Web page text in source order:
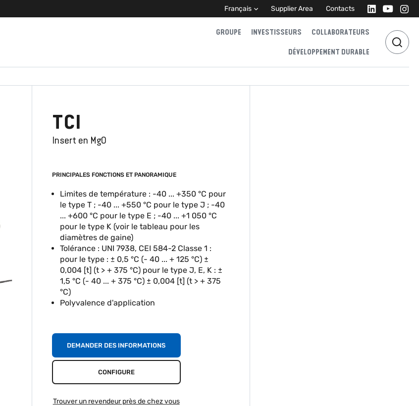
Français Supplier Area Contacts
GROUPE INVESTISSEURS COLLABORATEURS
DÉVELOPPEMENT DURABLE
TCI
Insert en MgO
PRINCIPALES FONCTIONS ET PANORAMIQUE
Limites de température : -40 ... +350 °C pour
le type T ; -40 ... +550 °C pour le type J ; -40
... +600 °C pour le type E ; -40 ... +1 050 °C
pour le type K (voir le tableau pour les
diamètres de gaine)
Tolérance : UNI 7938, CEI 584-2 Classe 1 :
pour le type : ± 0,5 °C (- 40 ... + 125 °C) ±
0,004 [t] (t > + 375 °C) pour le type J, E, K : ±
1,5 °C (- 40 ... + 375 °C) ± 0,004 [t] (t > + 375
°C)
Polyvalence d'application
DEMANDER DES INFORMATIONS
CONFIGURE
Trouver un revendeur près de chez vous